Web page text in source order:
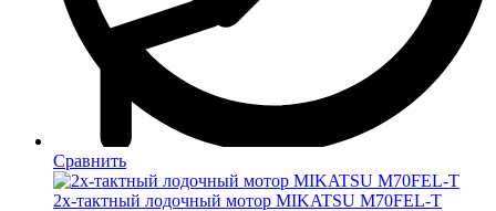
Сравнить
2х-тактный лодочный мотор MIKATSU M70FEL-T